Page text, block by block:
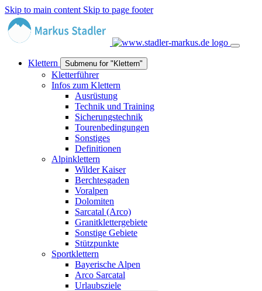
Skip to main content Skip to page footer
Klettern Submenu for "Klettern"
Kletterführer
Infos zum Klettern
Ausrüstung
Technik und Training
Sicherungstechnik
Tourenbedingungen
Sonstiges
Definitionen
Alpinklettern
Wilder Kaiser
Berchtesgaden
Voralpen
Dolomiten
Sarcatal (Arco)
Granitklettergebiete
Sonstige Gebiete
Stützpunkte
Sportklettern
Bayerische Alpen
Arco Sarcatal
Urlaubsziele